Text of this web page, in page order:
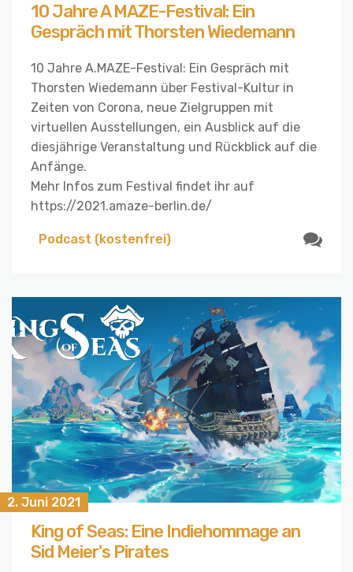
10 Jahre A MAZE-Festival: Ein
Gespräch mit Thorsten Wiedemann
10 Jahre A.MAZE-Festival: Ein Gespräch mit
Thorsten Wiedemann über Festival-Kultur in
Zeiten von Corona, neue Zielgruppen mit
virtuellen Ausstellungen, ein Ausblick auf die
diesjährige Veranstaltung und Rückblick auf die
Anfänge.
Mehr Infos zum Festival findet ihr auf
https://2021.amaze-berlin.de/
Podcast (kostenfrei)
2. Juni 2021
King of Seas: Eine Indiehommage an
Sid Meier's Pirates